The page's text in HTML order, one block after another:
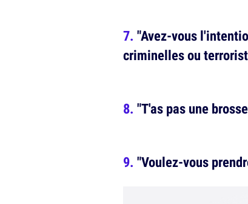
"Avez-vous
criminelles ou
"T'as pas une
"Voulez-vous